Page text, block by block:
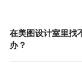
在美图设计室里找
办？
这很常见，完全贴